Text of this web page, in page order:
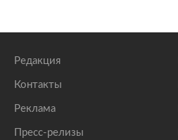
Редакция
Контакты
Реклама
Пресс-релизы